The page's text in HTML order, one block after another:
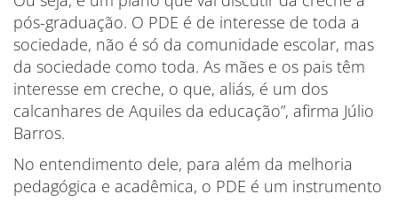
pós-graduação. O PDE é de interesse de toda a
sociedade, não é só da comunidade escolar, mas
da sociedade como toda. As mães e os pais têm
interesse em creche, o que, aliás, é um dos
calcanhares de Aquiles da educação”, afirma Júlio
Barros.
No entendimento dele, para além da melhoria
pedagógica e acadêmica, o PDE é um instrumento